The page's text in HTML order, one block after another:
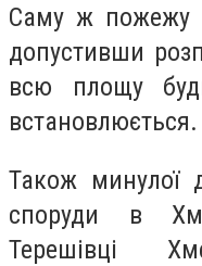
Саму ж пожежу
допустивши
всю площу
встановлюється.
Також минулої
споруди в
Терешівці